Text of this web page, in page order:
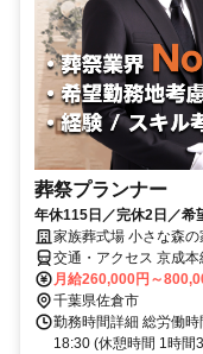
葬祭プランナー
年休115日／完休2日／
家族葬式場 小さな森
交通・アクセス 京成
OK
月給260,000円～
千葉県佐倉市
勤務時間詳細 総労働
18:30 (休憩時間 1時